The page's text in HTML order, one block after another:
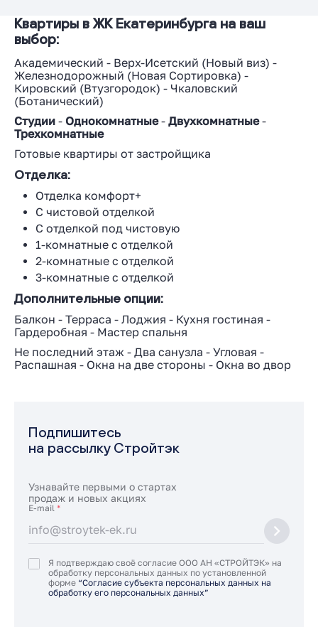
Квартиры в ЖК Екатеринбурга на ваш
выбор:
Академический - Верх-Исетский (Новый виз) -
Железнодорожный (Новая Сортировка) -
Кировский (Втузгородок) - Чкаловский
(Ботанический)
Студии - Однокомнатные- Двухкомнатные-
Трехкомнатные
Готовые квартиры от застройщика
Отделка:
Отделка комфорт+
С чистовой отделкой
С отделкой под чистовую
1-комнатные с отделкой
2-комнатные с отделкой
3-комнатные с отделкой
Дополнительные опции:
Балкон - Терраса - Лоджия - Кухня гостиная -
Гардеробная - Мастер спальня
Не последний этаж - Два санузла - Угловая -
Распашная - Окна на две стороны - Окна во двор
Подпишитесь
на рассылку Стройтэк
Узнавайте первыми о стартах
продаж и новых акциях
E-mail *
Я подтверждаю своё согласие ООО АН «СТРОЙТЭК» на
обработку персональных данных по установленной
форме “Согласие субъекта персональных данных на
обработку его персональных данных”